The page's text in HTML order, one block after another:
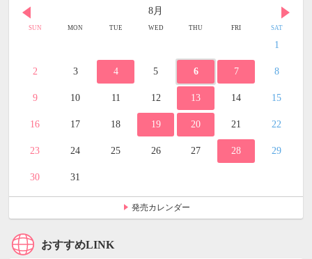
8月
SUN MON TUE WED THU FRI SAT
1
2 3 4 5 6 7 8
9 10 11 12 13 14 15
16 17 18 19 20 21 22
23 24 25 26 27 28 29
30 31
発売カレンダー
おすすめLINK